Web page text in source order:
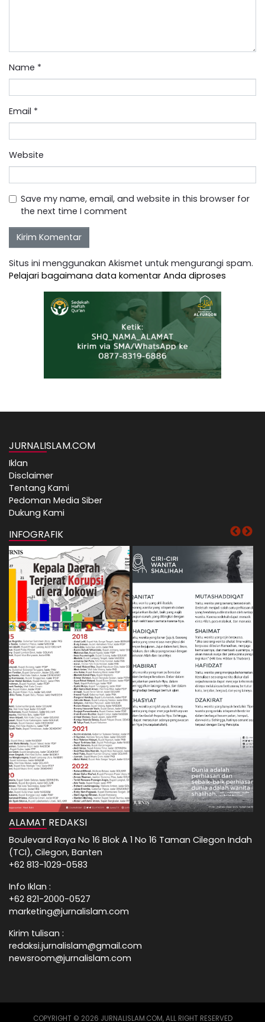
Name *
Email *
Website
Save my name, email, and website in this browser for
the next time I comment
Situs ini menggunakan Akismet untuk mengurangi spam.
Pelajari bagaimana data komentar Anda diproses
JURNALISLAM.COM
Iklan
Disclaimer
Tentang Kami
Pedoman Media Siber
Dukung Kami
INFOGRAFIK
ALAMAT REDAKSI
Boulevard Raya No 16 Blok A 1 No 16 Taman Cilegon Indah
(TCI), Cilegon, Banten
+62 813-1029-0583
Info Iklan :
+62 821-2000-0527
marketing@jurnalislam.com
Kirim tulisan :
redaksi.jurnalislam@gmail.com
newsroom@jurnalislam.com
COPYRIGHT © 2026 JURNALISLAM.COM, ALL RIGHT RESERVED